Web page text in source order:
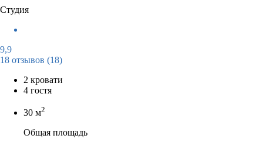
Студия
9,9
18 отзывов (18)
2 кровати
4 гостя
30 м2
Общая площадь